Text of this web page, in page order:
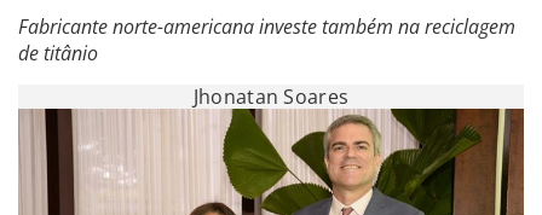
Fabricante norte-americana investe também na reciclagem
de titânio
Jhonatan Soares